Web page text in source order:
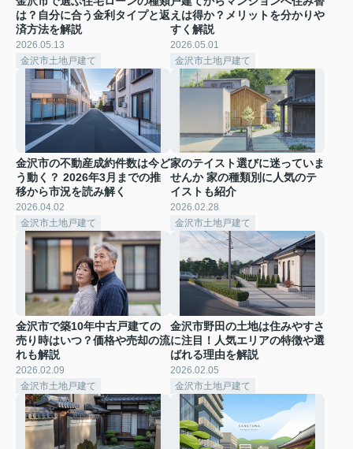
は？自分に合う金利タイプと返
済方法を解説
2026.05.13
金沢市土地戸建て
えは得か？メリットを分かりや
すく解説
2026.05.01
金沢市土地戸建て
金沢市の不動産成約件数は今ど
う動く？ 2026年3月までの推
移から市況を読み解く
2026.04.02
金沢市土地戸建て
家のテイスト選びに迷っていま
せんか 家の種類別に人気のテ
イストも紹介
2026.02.28
金沢市土地戸建て
金沢市で築10年中古戸建ての
売り時はいつ？価格や売却の流
れも解説
2026.02.09
金沢市土地戸建て
金沢市野田の土地は住みやすさ
に注目！人気エリアの特徴や選
ばれる理由を解説
2026.02.05
金沢市土地戸建て